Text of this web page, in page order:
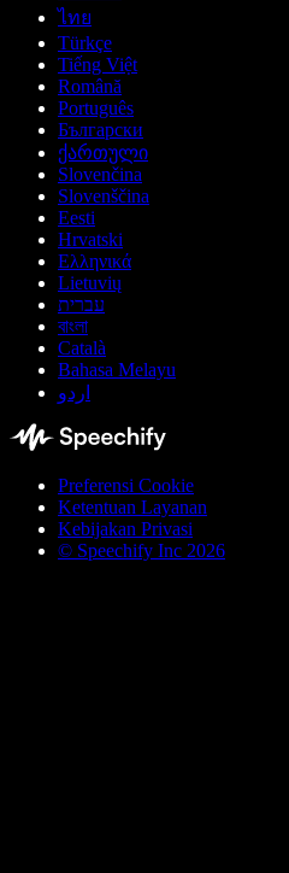
ไทย
Türkçe
Tiếng Việt
Română
Português
Български
ქართული
Slovenčina
Slovenščina
Eesti
Hrvatski
Ελληνικά
Lietuvių
עברית
বাংলা
Català
Bahasa Melayu
اردو
Preferensi Cookie
Ketentuan Layanan
Kebijakan Privasi
© Speechify Inc 2026